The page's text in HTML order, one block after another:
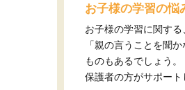
お子様の学習の悩
お子様の学習に関する
「親の言うことを聞
ものもあるでしょう。
保護者の方がサポート